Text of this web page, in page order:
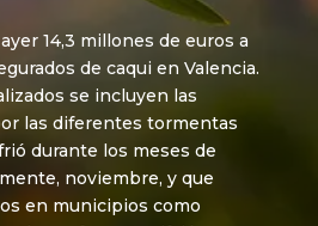
14,3 millones de euros a
de caqui en Valencia.
se incluyen las
las diferentes tormentas
durante los meses de
noviembre, y que
en municipios como